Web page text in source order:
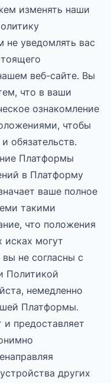
изменять наши
уведомлять вас
веб-сайте. Вы
что в ваши
ознакомление
чтобы
обязательств.
Платформы
в Платформу
ваше полное
такими
что положения
исках могут
не согласны с
Политикой
немедленно
Платформы.
и предоставляет
других